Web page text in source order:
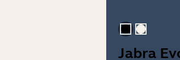
ČernáZlato
Jabra